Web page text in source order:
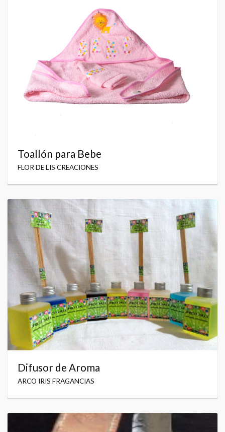
Toallón para Bebe
FLOR DE LIS CREACIONES
Difusor de Aroma
ARCO IRIS FRAGANCIAS